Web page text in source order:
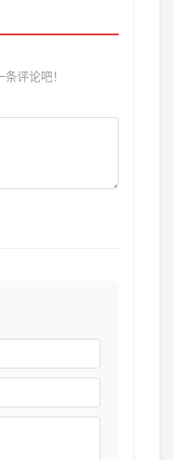
评论吧！